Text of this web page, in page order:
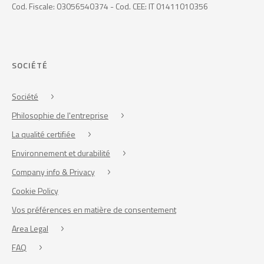
Cod. Fiscale: 03056540374 - Cod. CEE: IT 01411010356
SOCIÉTÉ
Société
Philosophie de l'entreprise
La qualité certifiée
Environnement et durabilité
Company info & Privacy
Cookie Policy
Vos préférences en matière de consentement
Area Legal
FAQ